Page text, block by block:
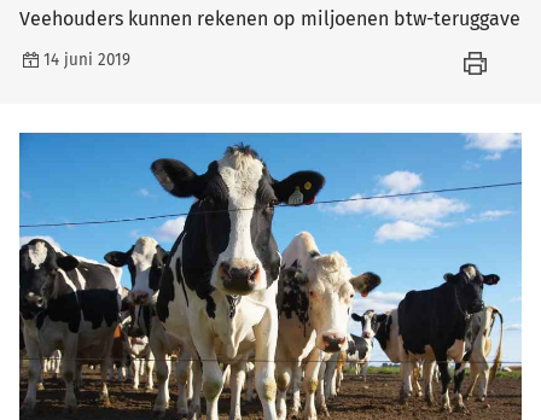
Veehouders kunnen rekenen op miljoenen btw-teruggave
14 juni 2019